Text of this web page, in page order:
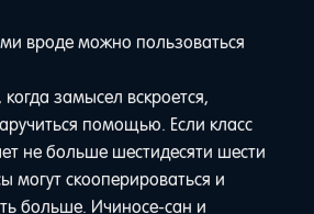
вроде можно пользоваться
замысел вскроется,
помощью. Если класс
не больше шестидесяти шести
могут скооперироваться и
больше. Ичиносе-сан и